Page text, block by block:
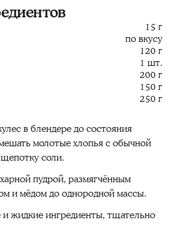
15 г
по вкусу
120 г
1 шт.
200 г
150 г
250 г
в блендере до состояния
молотые хлопья с обычной
соли.
пудрой, размягчённым
и мёдом до однородной массы.
и жидкие ингредиенты, тщательно